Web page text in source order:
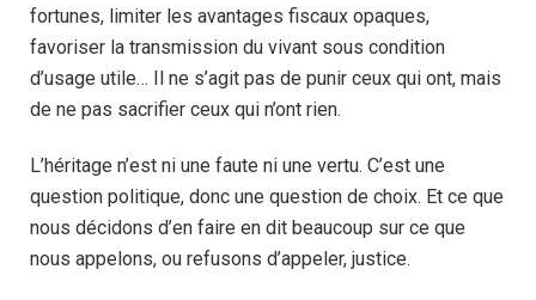
fortunes, limiter les avantages fiscaux opaques,
favoriser la transmission du vivant sous condition
d’usage utile… Il ne s’agit pas de punir ceux qui ont, mais
de ne pas sacrifier ceux qui n’ont rien.
L’héritage n’est ni une faute ni une vertu. C’est une
question politique, donc une question de choix. Et ce que
nous décidons d’en faire en dit beaucoup sur ce que
nous appelons, ou refusons d’appeler, justice.